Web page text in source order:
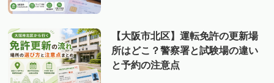
【大阪市北区】運転免許の更新場
所はどこ？警察署と試験場の違い
と予約の注意点